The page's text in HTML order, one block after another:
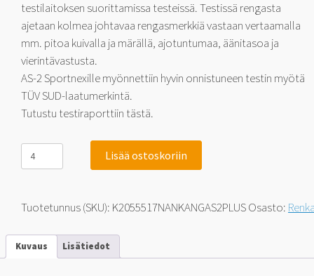
testilaitoksen suorittamissa testeissä. Testissä rengasta
ajetaan kolmea johtavaa rengasmerkkiä vastaan vertaamalla
mm. pitoa kuivalla ja märällä, ajotuntumaa, äänitasoa ja
vierintävastusta.
AS-2 Sportnexille myönnettiin hyvin onnistuneen testin myötä
TÜV SUD-laatumerkintä.
Tutustu testiraporttiin tästä.
Nankang
Sportnex
AS-
ja
testimenestys
205/55-
Lisää ostoskoriin
Tuotetunnus (SKU): K2055517NANKANGAS2PLUSOsasto:
Kuvaus Lisätiedot